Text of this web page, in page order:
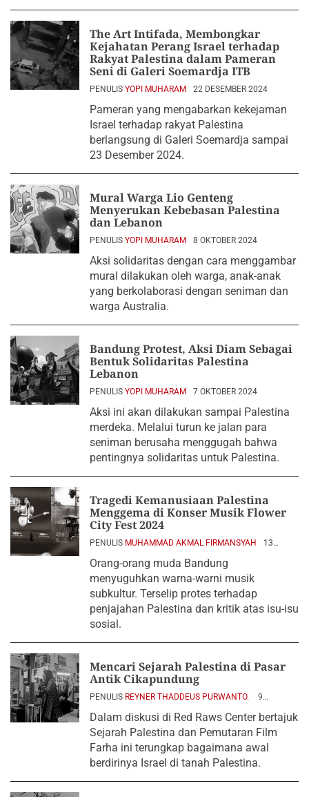
The Art Intifada, Membongkar
Kejahatan Perang Israel terhadap
Rakyat Palestina dalam Pameran
Seni di Galeri Soemardja ITB
PENULIS YOPI MUHARAM 22 DESEMBER 2024
Pameran yang mengabarkan kekejaman
Israel terhadap rakyat Palestina
berlangsung di Galeri Soemardja sampai
23 Desember 2024.
Mural Warga Lio Genteng
Menyerukan Kebebasan Palestina
dan Lebanon
PENULIS YOPI MUHARAM 8 OKTOBER 2024
Aksi solidaritas dengan cara menggambar
mural dilakukan oleh warga, anak-anak
yang berkolaborasi dengan seniman dan
warga Australia.
Bandung Protest, Aksi Diam Sebagai
Bentuk Solidaritas Palestina
Lebanon
PENULIS YOPI MUHARAM 7 OKTOBER 2024
Aksi ini akan dilakukan sampai Palestina
merdeka. Melalui turun ke jalan para
seniman berusaha menggugah bahwa
pentingnya solidaritas untuk Palestina.
Tragedi Kemanusiaan Palestina
Menggema di Konser Musik Flower
City Fest 2024
PENULIS MUHAMMAD AKMAL FIRMANSYAH
13
Orang-orang muda Bandung
menyuguhkan warna-warni musik
subkultur. Terselip protes terhadap
penjajahan Palestina dan kritik atas isu-isu
sosial.
Mencari Sejarah Palestina di Pasar
Antik Cikapundung
PENULIS REYNER THADDEUS PURWANTO.
9
Dalam diskusi di Red Raws Center bertajuk
Sejarah Palestina dan Pemutaran Film
Farha ini terungkap bagaimana awal
berdirinya Israel di tanah Palestina.